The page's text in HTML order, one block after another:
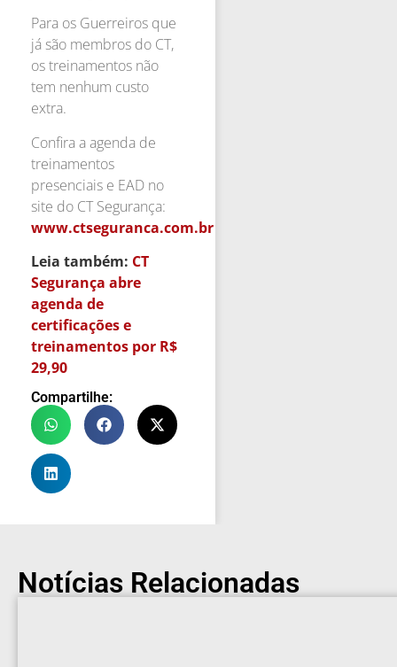
Para os Guerreiros que
já são membros do CT,
os treinamentos não
tem nenhum custo
extra.
Confira a agenda de
treinamentos
presenciais e EAD no
site do CT Segurança:
www.ctseguranca.com.br
Leia também: CT
Segurança abre
agenda de
certificações e
treinamentos por R$
29,90
Compartilhe:
Notícias Relacionadas